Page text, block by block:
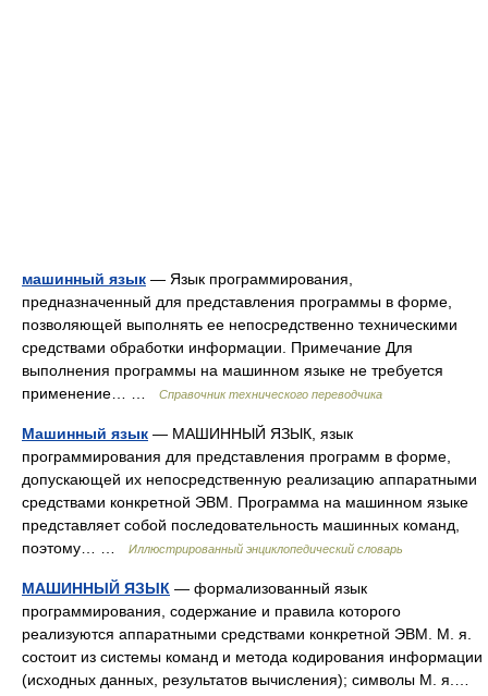
машинный язык — Язык программирования,
предназначенный для представления программы в форме,
позволяющей выполнять ее непосредственно техническими
средствами обработки информации. Примечание Для
выполнения программы на машинном языке не требуется
применение… …
Справочник технического переводчика
Машинный язык — МАШИННЫЙ ЯЗЫК, язык
программирования для представления программ в форме,
допускающей их непосредственную реализацию аппаратными
средствами конкретной ЭВМ. Программа на машинном языке
представляет собой последовательность машинных команд,
поэтому… …
Иллюстрированный энциклопедический словарь
МАШИННЫЙ ЯЗЫК — формализованный язык
программирования, содержание и правила которого
реализуются аппаратными средствами конкретной ЭВМ. М. я.
состоит из системы команд и метода кодирования информации
(исходных данных, результатов вычисления); символы М. я.…